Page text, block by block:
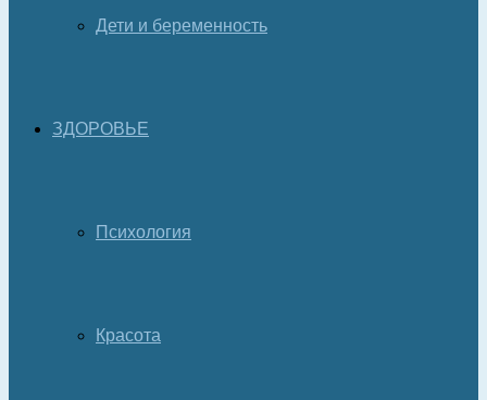
Дети и беременность
ЗДОРОВЬЕ
Психология
Красота